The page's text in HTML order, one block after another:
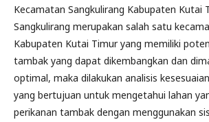
Kecamatan Sangkulirang Kabupaten Kutai
Sangkulirang merupakan salah satu
Kabupaten Kutai Timur yang memiliki
tambak yang dapat dikembangkan dan
optimal, maka dilakukan analisis
yang bertujuan untuk mengetahui lahan
perikanan tambak dengan menggunakan